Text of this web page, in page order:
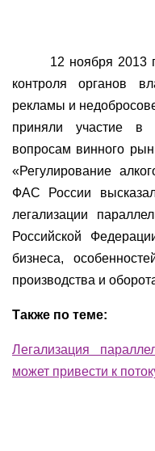
12 ноября 2013
контроля органов
рекламы и
приняли участие в
вопросам винного
«Регулирование
ФАС России
легализации
Российской
бизнеса,
производства и
Также по теме:
Легализация
может привести к